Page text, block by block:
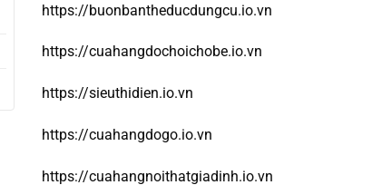
https://buonbantheducdungcu.io.vn
https://cuahangdochoichobe.io.vn
https://sieuthidien.io.vn
https://cuahangdogo.io.vn
https://cuahangnoithatgiadinh.io.vn